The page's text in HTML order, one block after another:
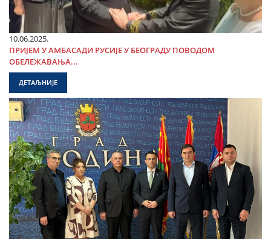
10.06.2025.
ПРИЈЕМ У АМБАСАДИ РУСИЈЕ У БЕОГРАДУ ПОВОДОМ
ОБЕЛЕЖАВАЊА...
ДЕТАЉНИЈЕ